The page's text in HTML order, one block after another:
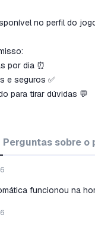
no perfil do
por dia ⏰
e seguros ✅
para tirar dúvidas 💬
Perguntas sobre o
funcionou na